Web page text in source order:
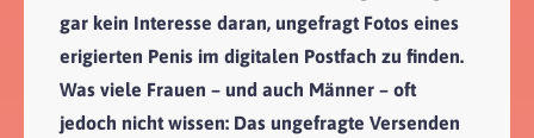
gar kein Interesse daran, ungefragt Fotos eines
erigierten Penis im digitalen Postfach zu finden.
Was viele Frauen – und auch Männer – oft
jedoch nicht wissen: Das ungefragte Versenden